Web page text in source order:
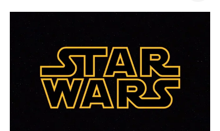
O poveste in care sexul se
confunda cu dragostea,
cinismul cu idealismul si
poezia cu umorul.